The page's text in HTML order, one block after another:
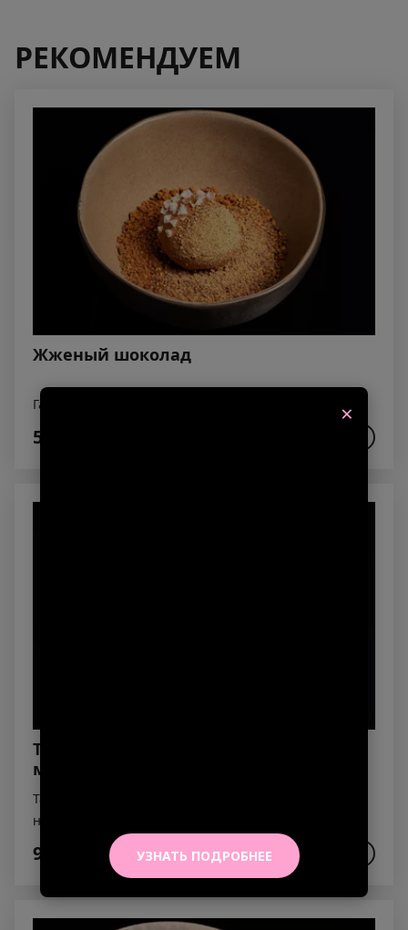
РЕКОМЕНДУЕМ
Жженый шоколад
Ганаш, жженый шоколад, бисквит, соль хлопья
590₽
Тако с лососем, снежным крабом и
манго соусом
Тартар из лосося, снежного краба, спайси соус, рис,
нори, манго соус, икра черная имитированная,
шнитт лук, авокадо, соус унаги
950₽ В КОРЗИНУ
×
УЗНАТЬ ПОДРОБНЕЕ